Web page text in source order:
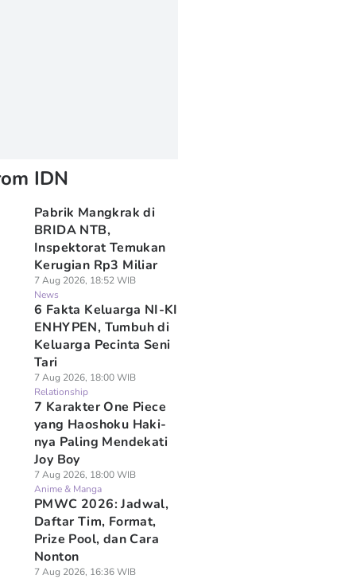
IDN
Pabrik Mangkrak di
BRIDA NTB,
Inspektorat Temukan
Kerugian Rp3 Miliar
7 Aug 2026, 18:52 WIB
News
6 Fakta Keluarga NI-KI
ENHYPEN, Tumbuh di
Keluarga Pecinta Seni
Tari
7 Aug 2026, 18:00 WIB
Relationship
7 Karakter One Piece
yang Haoshoku Haki-
nya Paling Mendekati
Joy Boy
7 Aug 2026, 18:00 WIB
Anime & Manga
PMWC 2026: Jadwal,
Daftar Tim, Format,
Prize Pool, dan Cara
Nonton
7 Aug 2026, 16:36 WIB